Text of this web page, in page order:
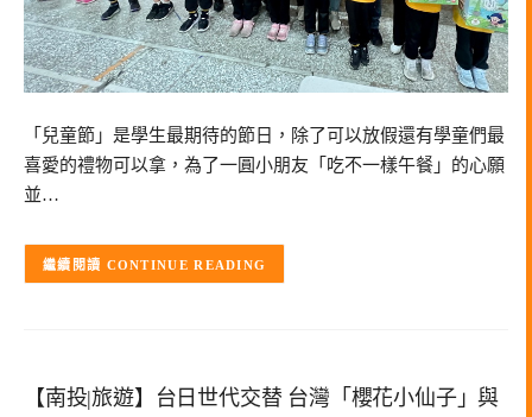
「兒童節」是學生最期待的節日，除了可以放假還有學童們最
喜愛的禮物可以拿，為了一圓小朋友「吃不一樣午餐」的心願
並…
CONTINUE READING
【南投|旅遊】台日世代交替 台灣「櫻花小仙子」與